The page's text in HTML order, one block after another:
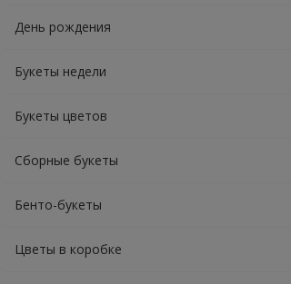
День рождения
Букеты недели
Букеты цветов
Сборные букеты
Бенто-букеты
Цветы в коробке